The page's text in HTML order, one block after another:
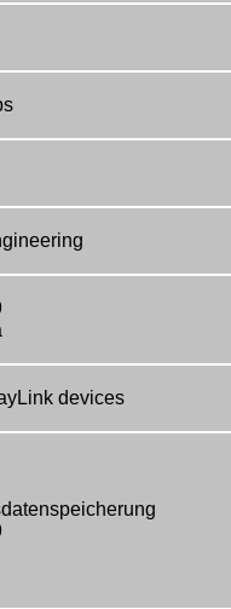
devices